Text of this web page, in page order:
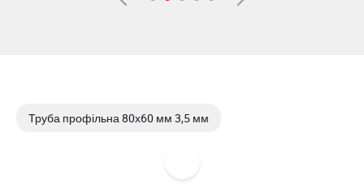
Труба профільна 80х60 мм 3,5 мм